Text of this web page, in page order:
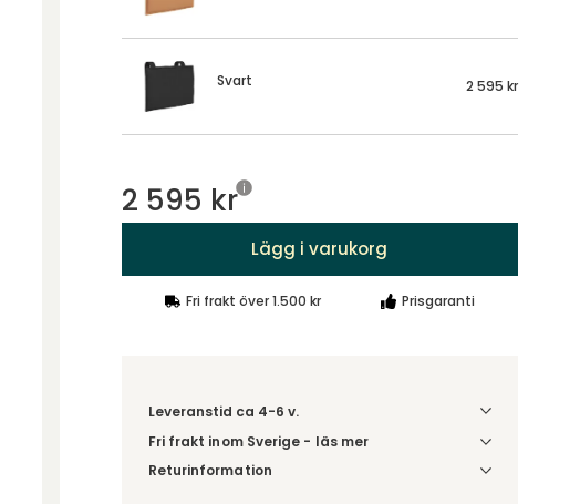
Svart 2 595 kr
2 595 kr
Lägg i varukorg
Fri frakt över 1.500 kr Prisgaranti
Leveranstid ca 4-6 v.
Fri frakt inom Sverige - läs mer
Denna vara skickas till ett ombud. Du väljer själv i
Returinformation